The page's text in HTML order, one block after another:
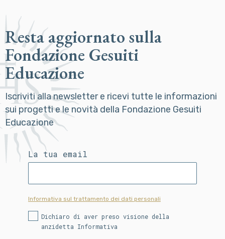
Resta aggiornato sulla
Fondazione Gesuiti
Educazione
Iscriviti alla newsletter e ricevi tutte le informazioni
sui progetti e le novità della Fondazione Gesuiti
Educazione
La tua email
Informativa sul trattamento dei dati personali
Dichiaro di aver preso visione della
anzidetta Informativa